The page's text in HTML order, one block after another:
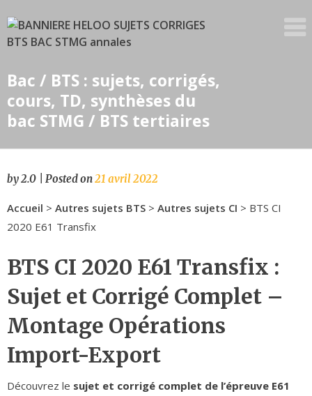
to
content
Bac / BTS : sujets, corrigés,
cours, TD, synthèses du
bac STMG / BTS tertiaires
by2.0 Posted on21 avril 2022
Accueil > Autres sujets BTS > Autres sujets CI > BTS CI
2020 E61 Transfix
BTS CI 2020 E61 Transfix :
Sujet et Corrigé Complet –
Montage Opérations
Import-Export
Découvrez le sujet et corrigé complet de l’épreuve E61